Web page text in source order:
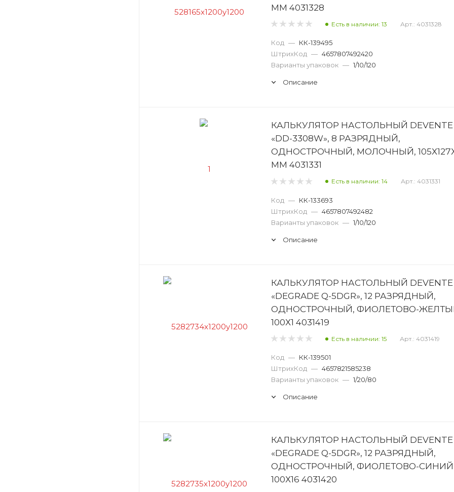
ММ 4031328
Есть в наличии: 13 Арт.: 4031328
Код — КК-139495
ШтрихКод — 4657807492420
Варианты упаковок — 1/10/120
Описание
КАЛЬКУЛЯТОР НАСТОЛЬНЫЙ DEVENTE
«DD-3308W», 8 РАЗРЯДНЫЙ,
ОДНОСТРОЧНЫЙ, МОЛОЧНЫЙ,
ММ 4031331
Есть в наличии: 14 Арт.: 4031331
Код — КК-133693
ШтрихКод — 4657807492482
Варианты упаковок — 1/10/120
Описание
КАЛЬКУЛЯТОР НАСТОЛЬНЫЙ DEVENTE
«DEGRADE Q-5DGR», 12 РАЗРЯДНЫЙ,
ОДНОСТРОЧНЫЙ, ФИОЛЕТОВО-
100Х1 4031419
Есть в наличии: 15 Арт.: 4031419
Код — КК-139501
ШтрихКод — 4657821585238
Варианты упаковок — 1/20/80
Описание
КАЛЬКУЛЯТОР НАСТОЛЬНЫЙ DEVENTE
«DEGRADE Q-5DGR», 12 РАЗРЯДНЫЙ,
ОДНОСТРОЧНЫЙ, ФИОЛЕТОВО-
100Х16 4031420